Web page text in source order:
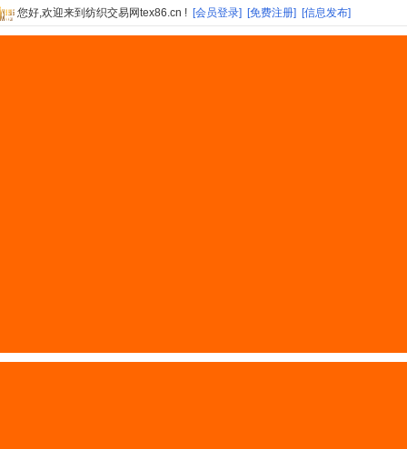
您好,欢迎来到纺织交易网tex86.cn ! [会员登录] [免费注册] [信息发布]